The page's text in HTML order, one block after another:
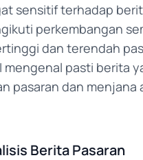
sensitif terhadap
perkembangan
dan terendah
mengenal pasti berita
pasaran dan menjana
Berita Pasaran